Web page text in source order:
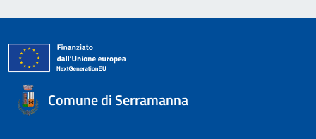
Comune di Serramanna